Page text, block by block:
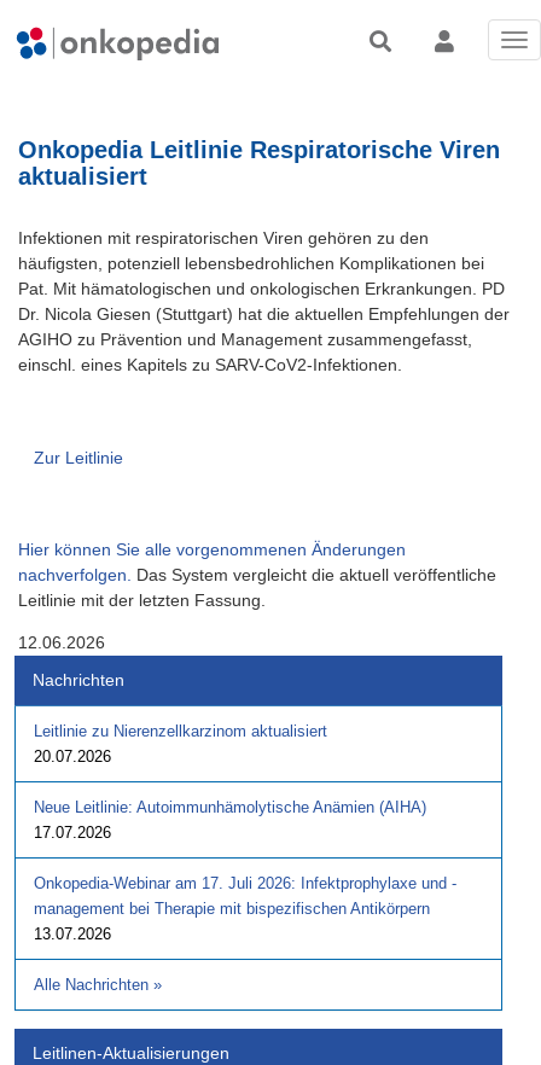
Onkopedia Leitlinie Respiratorische Viren
aktualisiert
Infektionen mit respiratorischen Viren gehören zu den
häufigsten, potenziell lebensbedrohlichen Komplikationen bei
Pat. Mit hämatologischen und onkologischen Erkrankungen. PD
Dr. Nicola Giesen (Stuttgart) hat die aktuellen Empfehlungen der
AGIHO zu Prävention und Management zusammengefasst,
einschl. eines Kapitels zu SARV-CoV2-Infektionen.
Zur Leitlinie
Hier können Sie alle vorgenommenen Änderungen
nachverfolgen.
Das System vergleicht die aktuell veröffentliche
Leitlinie mit der letzten Fassung.
12.06.2026
Nachrichten
Leitlinie zu Nierenzellkarzinom aktualisiert
20.07.2026
Neue Leitlinie: Autoimmunhämolytische Anämien (AIHA)
17.07.2026
Onkopedia-Webinar am 17. Juli 2026: Infektprophylaxe und -
management bei Therapie mit bispezifischen Antikörpern
13.07.2026
Alle Nachrichten »
Leitlinen-Aktualisierungen